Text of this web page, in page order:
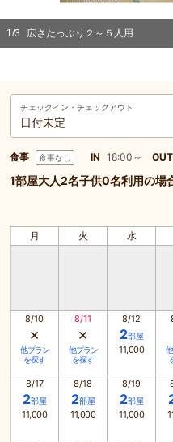
1/3 広さたっぷり２～５人用
チェックイン・ チェックアウト
日付未定
食事 食事なし IN 18:00～ OUT
1部屋大人2名子供0名利用の場
月 火 水
8/10
×
他プラン
を探す
8/11
×
他プラン
を探す
8/12
2部屋
11,000
8/17
2部屋
11,000
8/18
2部屋
11,000
8/19
2部屋
11,000